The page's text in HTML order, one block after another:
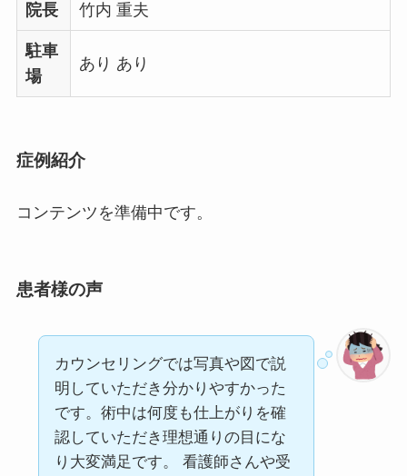
院長 竹内 重夫
駐車
場
あり あり
症例紹介
コンテンツを準備中です。
患者様の声
カウンセリングでは写真や図で説
明していただき分かりやすかった
です。術中は何度も仕上がりを確
認していただき理想通りの目にな
り大変満足です。 看護師さんや受